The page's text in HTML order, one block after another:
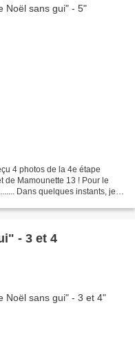
4 photos de la 4e étape
de Mamounette 13 ! Pour le
Dans quelques instants, je
- 3 et 4